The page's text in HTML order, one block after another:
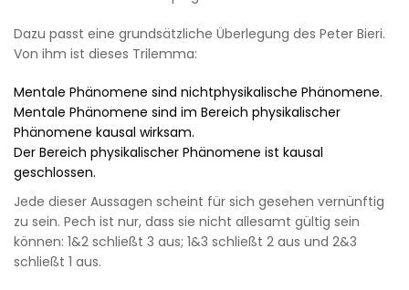
Dazu passt eine grundsätzliche Überlegung des Peter Bieri.
Von ihm ist dieses Trilemma:
Mentale Phänomene sind nichtphysikalische Phänomene.
Mentale Phänomene sind im Bereich physikalischer
Phänomene kausal wirksam.
Der Bereich physikalischer Phänomene ist kausal
geschlossen.
Jede dieser Aussagen scheint für sich gesehen vernünftig
zu sein. Pech ist nur, dass sie nicht allesamt gültig sein
können: 1&2 schließt 3 aus; 1&3 schließt 2 aus und 2&3
schließt 1 aus.